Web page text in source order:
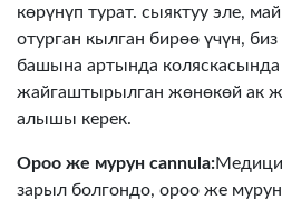
көрүнүп турат. сыяктуу эле,
отурган кылган бирөө үчүн,
башына артында коляскасында
жайгаштырылган жөнөкөй ак
алышы керек.
Ороо же мурун cannula:
зарыл болгондо, ороо же